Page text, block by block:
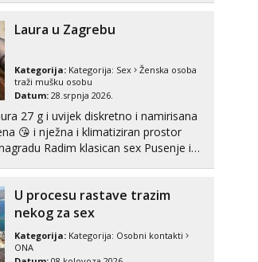
- mob:1,12€ min
tvoj poziv!
064/677-677- Kod: #123
- mob:1,12€ min
- mob:1,12€ min
Laura u Zagrebu
Kategorija: Kategorija: Sex
Ženska osoba
traži mušku osobu
Datum: 28.srpnja 2026.
27 g i uvijek diskretno i namirisana
😘 i nježna i klimatiziran prostor
sex Pusenje i
Wha...U procesu rastave trazim
nekog za sex
Kategorija: Kategorija: Osobni kontakti
ONA